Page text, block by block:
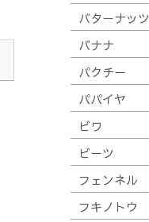
バターナッツ
バナナ
パクチー
パパイヤ
ビワ
ビーツ
フェンネル
フキノトウ